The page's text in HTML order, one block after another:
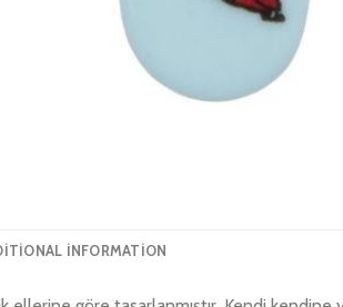
INFORMATION